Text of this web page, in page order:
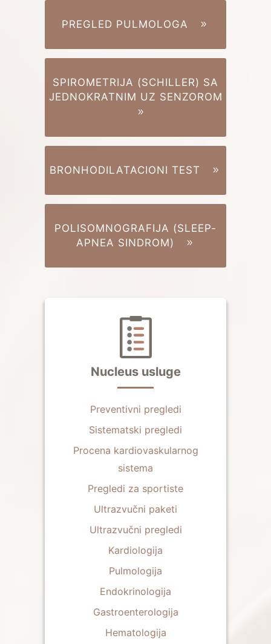
PREGLED PULMOLOGA
SPIROMETRIJA (SCHILLER) SA
JEDNOKRATNIM UZ SENZOROM
BRONHODILATACIONI TEST
POLISOMNOGRAFIJA (SLEEP-
APNEA SINDROM)
Nucleus usluge
Preventivni pregledi
Sistematski pregledi
Procena kardiovaskularnog
sistema
Pregledi za sportiste
Ultrazvučni paketi
Ultrazvučni pregledi
Kardiologija
Pulmologija
Endokrinologija
Gastroenterologija
Hematologija